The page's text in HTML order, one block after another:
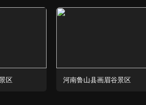
区 河南鲁山县画眉谷景区